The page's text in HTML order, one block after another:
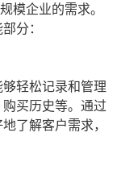
模企业的需求。
分：
轻松记录和管理
买历史等。通过
了解客户需求，